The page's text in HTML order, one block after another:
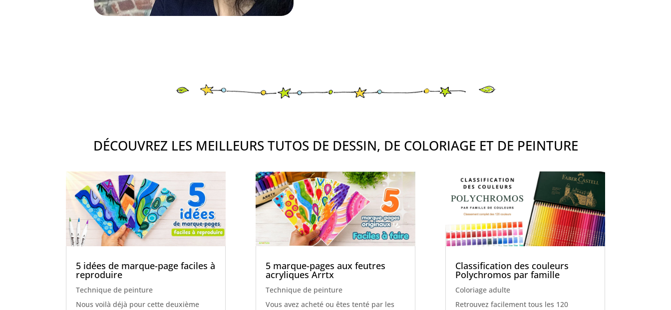
DÉCOUVREZ LES MEILLEURS TUTOS DE DESSIN, DE COLORIAGE ET DE PEINTURE
5 idées de marque-page faciles à
reproduire
Technique de peinture
Nous voilà déjà pour cette deuxième
5 marque-pages aux feutres
acryliques Arrtx
Technique de peinture
Vous avez acheté ou êtes tenté par les
Classification des couleurs
Polychromos par famille
Coloriage adulte
Retrouvez facilement tous les 120